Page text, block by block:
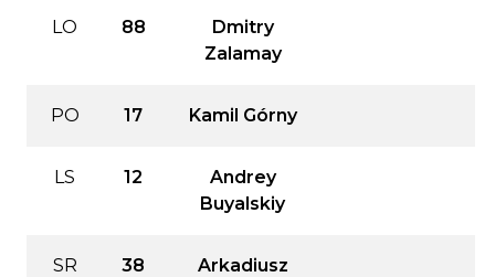
LO 88
Dmitry
Zalamay
PO 17 Kamil Górny
LS 12
Andrey
Buyalskiy
SR 38
Arkadiusz